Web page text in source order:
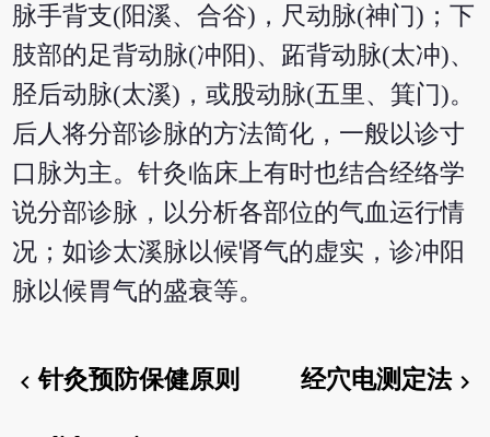
脉手背支(阳溪、合谷)，尺动脉(神门)；下
肢部的足背动脉(冲阳)、跖背动脉(太冲)、
胫后动脉(太溪)，或股动脉(五里、箕门)。
后人将分部诊脉的方法简化，一般以诊寸
口脉为主。针灸临床上有时也结合经络学
说分部诊脉，以分析各部位的气血运行情
况；如诊太溪脉以候肾气的虚实，诊冲阳
脉以候胃气的盛衰等。
chevron_left针灸预防保健原则 经穴电测定法chevron_right